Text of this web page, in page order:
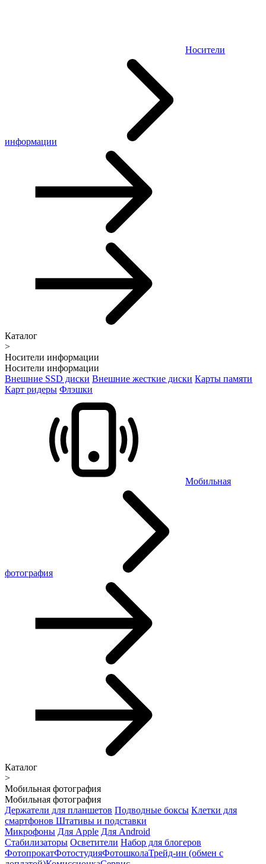
Носители
информации
Каталог
>
Носители информации
Носители информации
Внешние SSD диски Внешние жесткие диски Карты памяти
Карт ридеры Флэшки
Мобильная
фотография
Каталог
>
Мобильная фотография
Мобильная фотография
Держатели для планшетов Подводные боксы Клетки для
смартфонов Штативы и подставки
Микрофоны Для Apple Для Android
Стабилизаторы Осветители Набор для блогеров
ФотопрокатФотостудияФотошколаТрейд-ин (обмен с